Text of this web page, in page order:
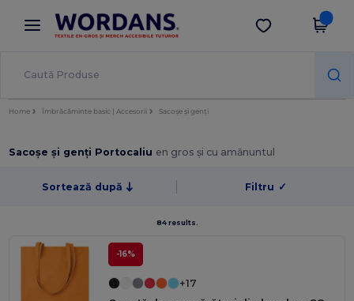
× Aplicația Wordans
Prețuri mai bune în aplicație!
Descarcă app
Home Îmbrăcăminte basic | Accesorii Sacoșe și genți
Sacoșe și genți Portocaliu en gros și cu amănuntul
Sortează după Filtru ✓
84 results.
-16%
+17